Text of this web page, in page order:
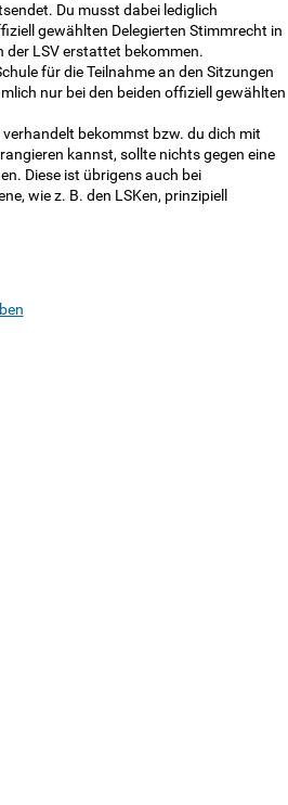
Du musst dabei lediglich
gewählten Delegierten Stimmrecht in
der LSV erstattet bekommen.
für die Teilnahme an den Sitzungen
nur bei den beiden offiziell gewählten
bekommst bzw. du dich mit
kannst, sollte nichts gegen eine
Diese ist übrigens auch bei
wie z. B. den LSKen, prinzipiell